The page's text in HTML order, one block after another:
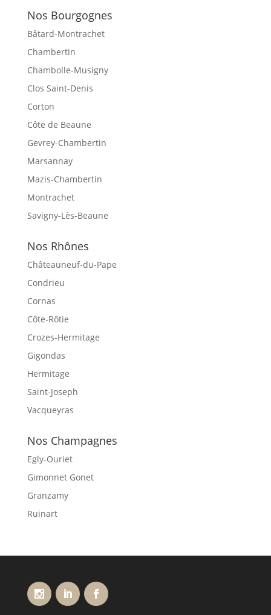
Nos Bourgognes
Bâtard-Montrachet
Chambertin
Chambolle-Musigny
Clos Saint-Denis
Corton
Côte de Beaune
Gevrey-Chambertin
Marsannay
Mazis-Chambertin
Montrachet
Savigny-Lès-Beaune
Nos Rhônes
Châteauneuf-du-Pape
Condrieu
Cornas
Côte-Rôtie
Crozes-Hermitage
Gigondas
Hermitage
Saint-Joseph
Vacqueyras
Nos Champagnes
Egly-Ouriet
Gimonnet Gonet
Granzamy
Ruinart